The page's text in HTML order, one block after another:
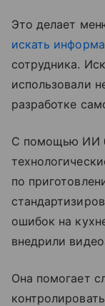
Это делает
искать
сотрудника.
использовали
разработке
С помощью ИИ
по
ошибок на
внедрили
Она помогает